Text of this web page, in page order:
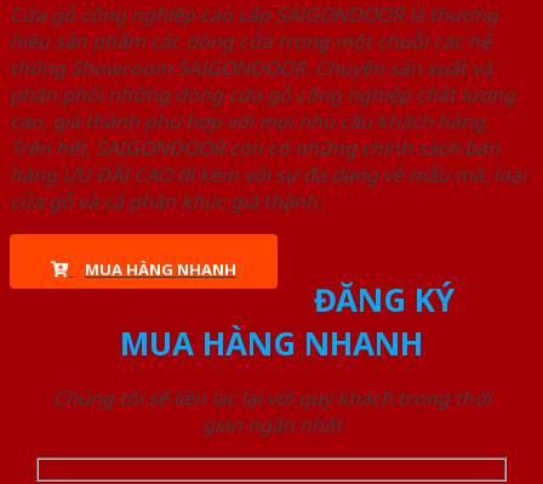
Cửa gỗ công nghiệp cao cấp SAIGONDOOR là thương
hiệu sản phẩm các dòng cửa trong một chuỗi các hệ
thống Showroom SAIGONDOOR. Chuyên sản xuất và
phân phối những dòng cửa gỗ công nghiệp chất lượng
cao, giá thành phù hợp với mọi nhu cầu khách hàng.
Trên hết, SAIGONDOOR còn có những chính sách bán
hàng ƯU ĐÃI CAO đi kèm với sự đa dạng về mẫu mã, loại
cửa gỗ và cả phân khúc giá thành.
MUA HÀNG NHANH
ĐĂNG KÝ
MUA HÀNG NHANH
Chúng tôi sẽ liên lạc lại với quý khách trong thời
gian ngắn nhất